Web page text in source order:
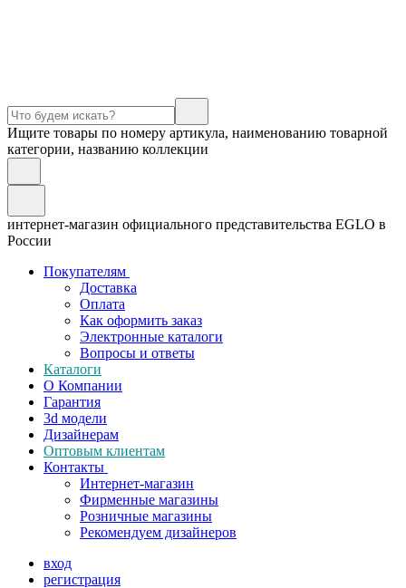
Ищите товары по номеру артикула, наименованию товарной
категории, названию коллекции
интернет-магазин официального представительства EGLO в
России
Покупателям
Доставка
Оплата
Как оформить заказ
Электронные каталоги
Вопросы и ответы
Каталоги
О Компании
Гарантия
3d модели
Дизайнерам
Оптовым клиентам
Контакты
Интернет-магазин
Фирменные магазины
Розничные магазины
Рекомендуем дизайнеров
вход
регистрация